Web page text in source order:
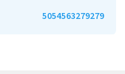
5054563279279